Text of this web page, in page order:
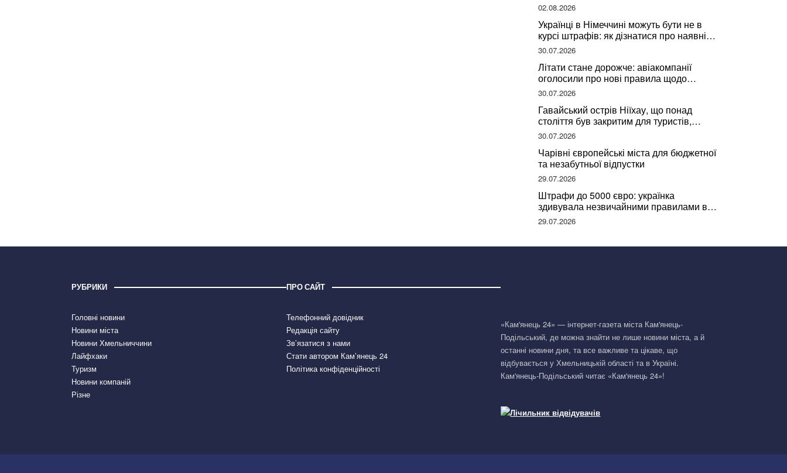
02.08.2026
Українці в Німеччині можуть бути не в
курсі штрафів: як дізнатися про наявні
борги
30.07.2026
Літати стане дорожче: авіакомпанії
оголосили про нові правила щодо
вибору місць
30.07.2026
Гавайський острів Ніїхау, що понад
століття був закритим для туристів,
починає приймати перших відвідувачів
30.07.2026
Чарівні європейські міста для бюджетної
та незабутньої відпустки
29.07.2026
Штрафи до 5000 євро: українка
здивувала незвичайними правилами в
Німеччині та поділилася правдою
29.07.2026
РУБРИКИ
Головні новини
Новини міста
Новини Хмельниччини
Лайфхаки
Туризм
Новини компаній
Різне
ПРО САЙТ
Телефонний довідник
Редакція сайту
Зв’язатися з нами
Стати автором Кам’янець 24
Політика конфіденційності
«Кам'янець 24» — інтернет-газета міста Кам'янець-
Подільський, де можна знайти не лише новини міста, а й
останні новини дня, та все важливе та цікаве, що
відбувається у Хмельницькій області та в Україні.
Кам'янець-Подільський читає «Кам'янець 24»!